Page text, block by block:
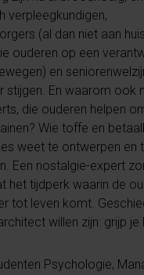
verpleegkundigen,
(al dan niet aan
ouderen op een
en
stijgen. En waarom ook
die ouderen helpen
Wie toffe en
weet te ontwerpen en
Een nostalgie-expert
het tijdperk waarin de
tot leven komt.
willen zijn: grijp je
Psychologie,